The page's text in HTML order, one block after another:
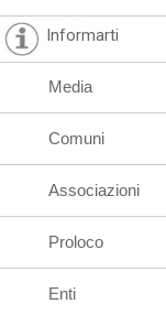
Informarti
Media
Comuni
Associazioni
Proloco
Enti